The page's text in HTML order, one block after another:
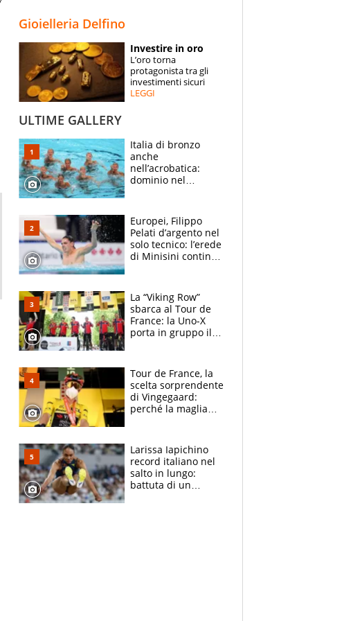
ESPERTI
CONTATTI
Gioielleria Delfino
Investire in oro
L’oro torna
protagonista tra gli
investimenti sicuri
LEGGI
ULTIME GALLERY
Italia di bronzo
anche
nell’acrobatica:
dominio nel
e compagni
continuare
Europei, Filippo
Pelati d’argento nel
solo tecnico: l’erede
di Minisini continua
mirino
La “Viking Row”
sbarca al Tour de
France: la Uno-X
porta in gruppo il
compagni
Tour de France, la
scelta sorprendente
di Vingegaard:
perché la maglia
rischio da evitare
Larissa Iapichino
record italiano nel
salto in lungo:
battuta di un